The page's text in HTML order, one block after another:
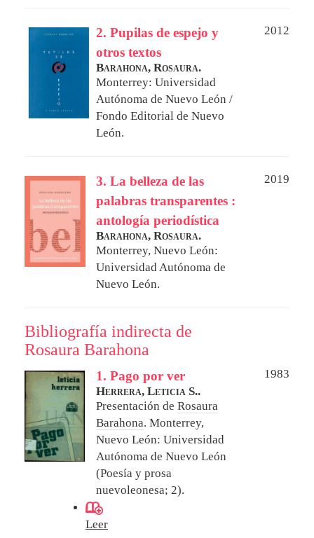
2. Pupilas de espejo y
otros textos
2012
Barahona, Rosaura.
Monterrey: Universidad
Autónoma de Nuevo León /
Fondo Editorial de Nuevo
León.
3. La belleza de las
palabras transparentes :
antología periodística
2019
Barahona, Rosaura.
Monterrey, Nuevo León:
Universidad Autónoma de
Nuevo León.
Bibliografía indirecta de
Rosaura Barahona
1. Pago por ver
1983
Herrera, Leticia S..
Presentación de Rosaura
Barahona. Monterrey,
Nuevo León: Universidad
Autónoma de Nuevo León
(Poesía y prosa
nuevoleonesa; 2).
Leer